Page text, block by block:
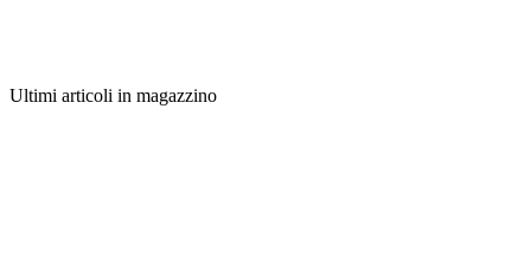
Ultimi articoli in magazzino